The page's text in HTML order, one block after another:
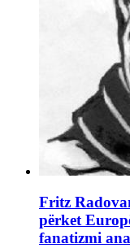
Fritz
përket
fanatizmi